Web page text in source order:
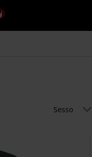
Sesso